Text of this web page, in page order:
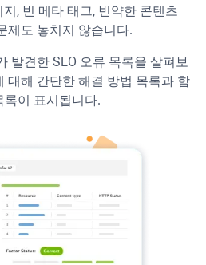
, 빈 메타 태그, 빈약한 콘텐츠
제도 놓치지 않습니다.
발견한 SEO 오류 목록을 살펴보
대해 간단한 해결 방법 목록과 함
이 표시됩니다.